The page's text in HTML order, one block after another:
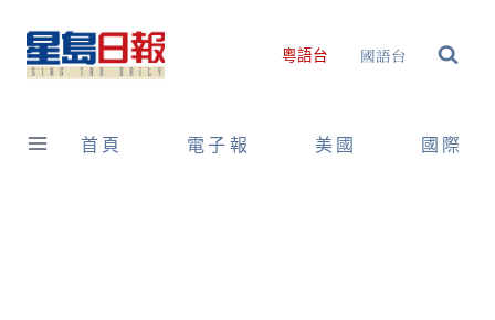
content
粵語台 國語台
首頁 電子報 美國 國際